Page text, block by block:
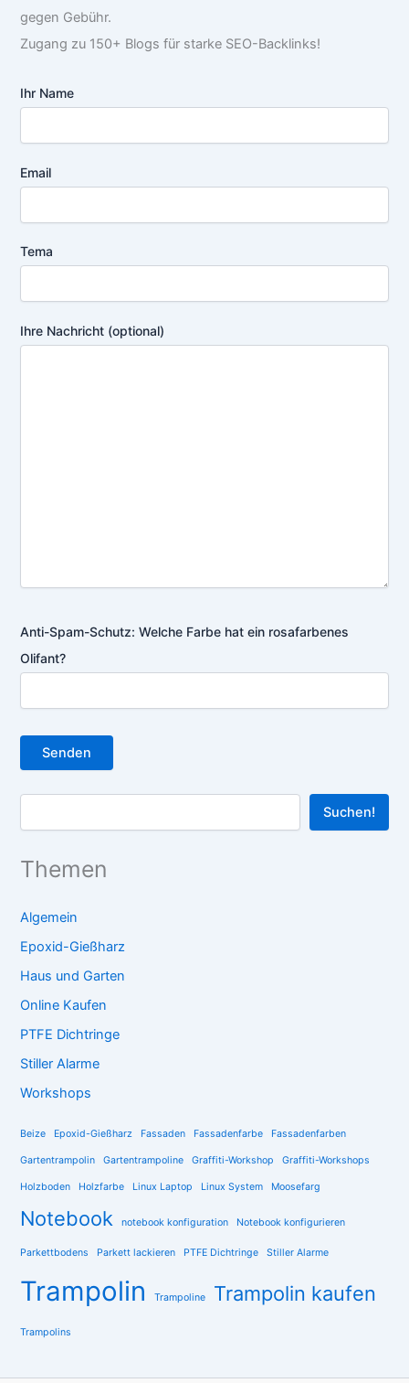
gegen Gebühr.
Zugang zu 150+ Blogs für starke SEO-Backlinks!
Ihr Name
Email
Tema
Ihre Nachricht (optional)
Anti-Spam-Schutz: Welche Farbe hat ein rosafarbenes
Olifant?
Search
Suchen!
Themen
Algemein
Epoxid-Gießharz
Haus und Garten
Online Kaufen
PTFE Dichtringe
Stiller Alarme
Workshops
Beize Epoxid-Gießharz Fassaden Fassadenfarbe Fassadenfarben
Gartentrampolin Gartentrampoline Graffiti-Workshop Graffiti-Workshops
Holzboden Holzfarbe Linux Laptop Linux System Moosefarg
Notebook notebook konfiguration Notebook konfigurieren
Parkettbodens Parkett lackieren PTFE Dichtringe Stiller Alarme
Trampolin Trampoline Trampolin kaufen
Trampolins